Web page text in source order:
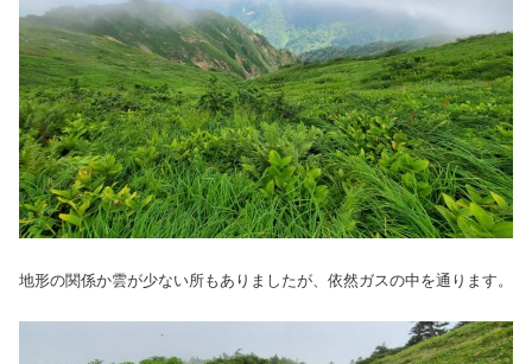
地形の関係か雲が少ない所もありましたが、依然ガスの中を通ります。